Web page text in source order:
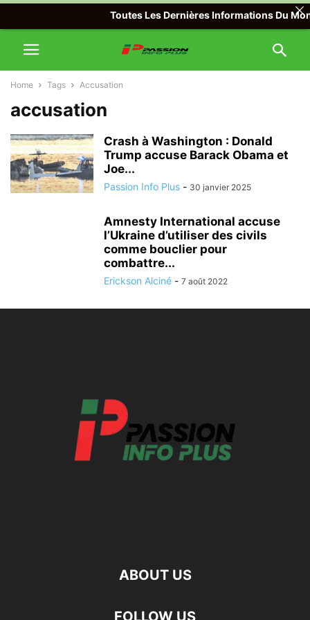
Home Tags Accusation
accusation
Crash à Washington : Donald
Trump accuse Barack Obama et
Joe...
Passion Info Plus - 30 janvier 2025
Amnesty International accuse
l’Ukraine d’utiliser des civils
comme bouclier pour
combattre...
Erickson Alciné - 7 août 2022
ABOUT US
FOLLOW US
Toutes Les Dernières Informations Du